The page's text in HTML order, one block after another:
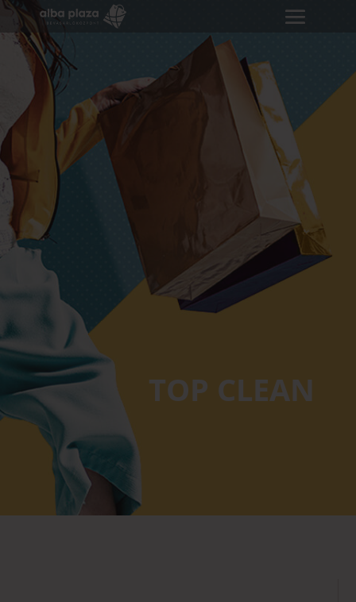
TOP CLEAN